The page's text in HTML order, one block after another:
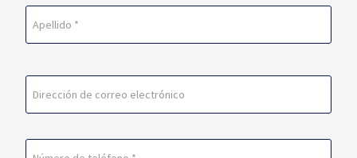
En
primer
electrónico